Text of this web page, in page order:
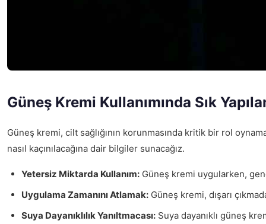
Güneş Kremi Kullanımında Sık
Güneş kremi, cilt sağlığının korunmasında kritik bir rol
nasıl kaçınılacağına dair bilgiler sunacağız.
Yetersiz Miktarda Kullanım: Güneş kremi uygularken,
Uygulama Zamanını Atlamak: Güneş kremi, dışarı
Suya Dayanıklılık Yanıltmacası: Suya dayanıklı güneş